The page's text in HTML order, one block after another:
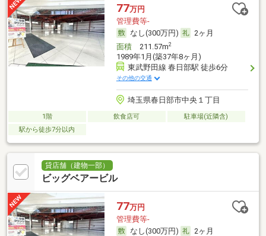
77万円
管理費等-
なし(300万円)
2ヶ月
面積211.57m2
1989年1月(築37年8ヶ月)
東武野田線 春日部駅 徒歩6分
その他の交通
埼玉県春日部市中央１丁目
1階 飲食店可
駐車場(近隣含)
駅から徒歩7分以内
貸店舗（建物一部）
ビッグベアービル
77万円
管理費等-
なし(300万円)
2ヶ月